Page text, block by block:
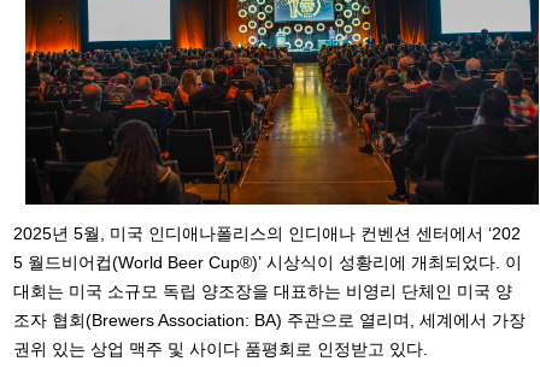
2025년 5월, 미국 인디애나폴리스의 인디애나 컨벤션 센터에서 ‘202
5 월드비어컵(World Beer Cup®)’ 시상식이 성황리에 개최되었다. 이
대회는 미국 소규모 독립 양조장을 대표하는 비영리 단체인 미국 양
조자 협회(Brewers Association: BA) 주관으로 열리며, 세계에서 가장
권위 있는 상업 맥주 및 사이다 품평회로 인정받고 있다.